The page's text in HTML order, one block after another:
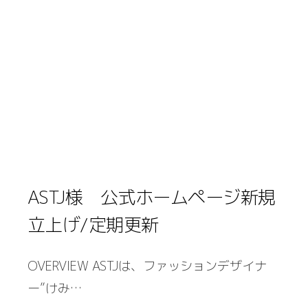
ASTJ様 公式ホームページ新規
立上げ/定期更新
OVERVIEW ASTJは、ファッションデザイナ
ー”けみ…